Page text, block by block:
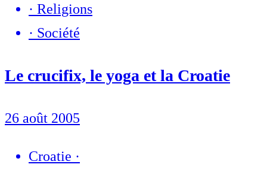
· Religions
· Société
Le crucifix, le yoga et la Croatie
26 août 2005
Croatie ·